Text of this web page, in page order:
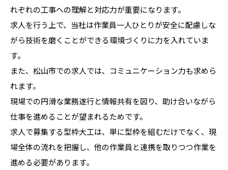
れぞれの工事への理解と対応力が重要になります。
求人を行う上で、当社は作業員一人ひとりが安全に配慮しな
がら技術を磨くことができる環境づくりに力を入れていま
す。
また、松山市での求人では、コミュニケーション力も求めら
れます。
現場での円滑な業務遂行と情報共有を図り、助け合いながら
仕事を進めることが望まれるためです。
求人で募集する型枠大工は、単に型枠を組むだけでなく、現
場全体の流れを把握し、他の作業員と連携を取りつつ作業を
進める必要があります。